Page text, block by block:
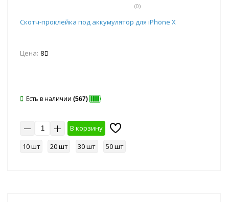
(0)
Скотч-проклейка под аккумулятор для iPhone X
Цена: 8
Есть в наличии (567)
В корзину
10 шт
20 шт 30 шт 50 шт